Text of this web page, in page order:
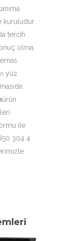
kuruludur.
tercih
olma,
yüz
ürün
ile
304 4